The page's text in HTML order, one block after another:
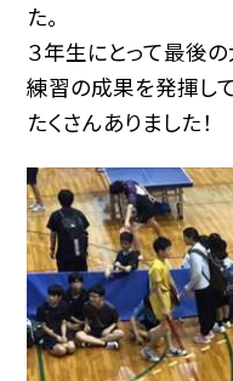
た。
３年生にとって最後の
練習の成果を発揮し
たくさんありました！